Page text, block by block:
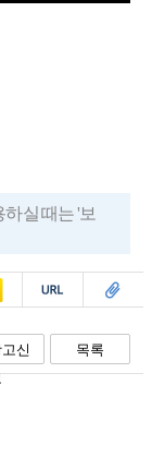
실 때는 '보
복사 스크랩
신
목록